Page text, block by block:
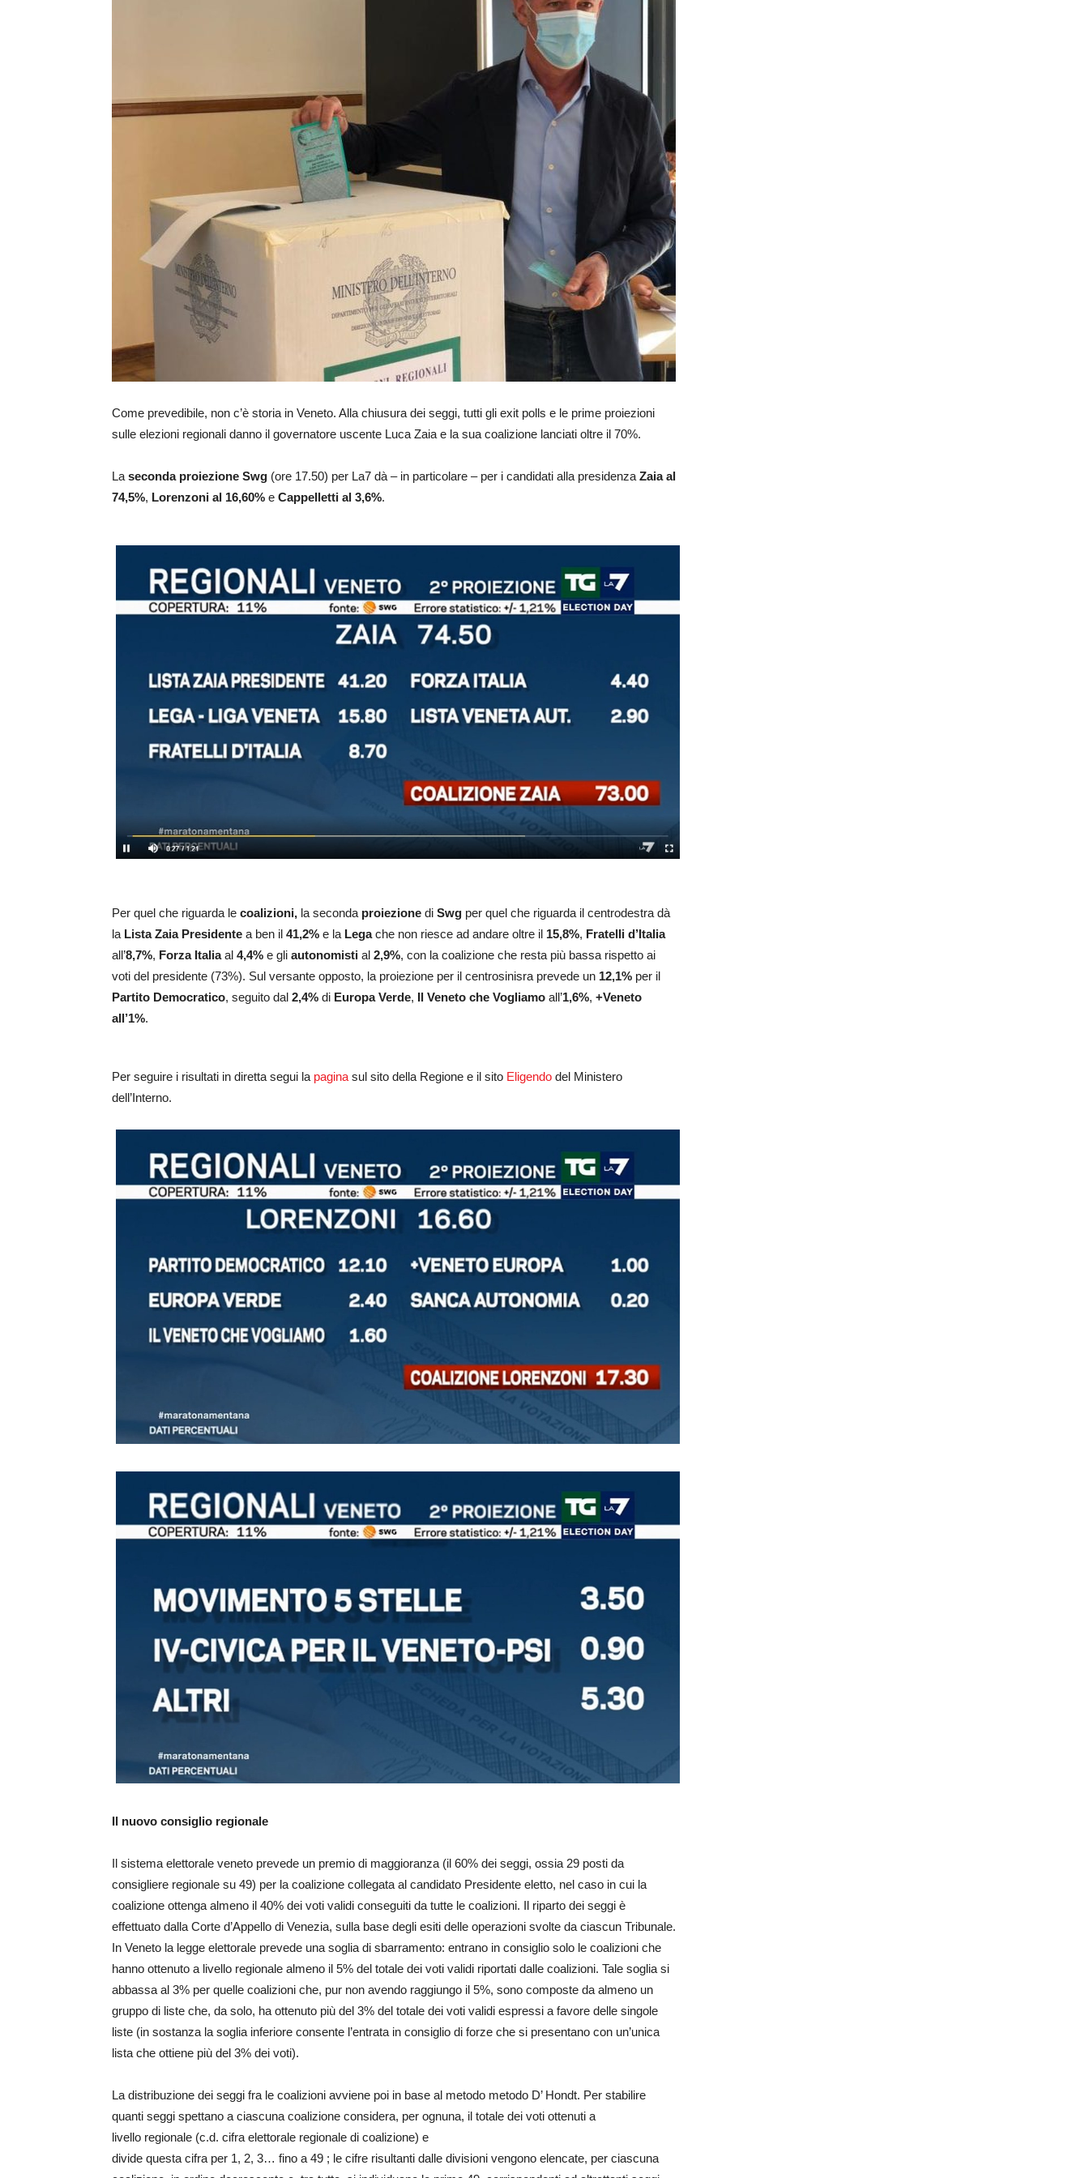
Come prevedibile, non c’è storia in Veneto. Alla chiusura dei seggi, tutti gli exit polls e le prime proiezioni
sulle elezioni regionali danno il governatore uscente Luca Zaia e la sua coalizione lanciati oltre il 70%.
La seconda proiezione Swg (ore 17.50) per La7 dà – in particolare – per i candidati alla presidenza Zaia al
74,5%, Lorenzoni al 16,60% e Cappelletti al 3,6%.
Per quel che riguarda le coalizioni, la seconda proiezione di Swg per quel che riguarda il centrodestra dà
la Lista Zaia Presidente a ben il 41,2% e la Legache non riesce ad andare oltre il 15,8%, Fratelli d’Italia
all’8,7%, Forza Italiaal 4,4% e gli autonomisti al 2,9%, con la coalizione che resta più bassa rispetto ai
voti del presidente (73%). Sul versante opposto, la proiezione per il centrosinisra prevede un 12,1% per il
Partito Democratico, seguito dal 2,4% di Europa Verde, Il Veneto che Vogliamo all’1,6%, +Veneto
all’1%.
Per seguire i risultati in diretta segui la pagina sul sito della Regione e il sito Eligendo del Ministero
dell’Interno.
Il nuovo consiglio regionale
Il sistema elettorale veneto prevede un premio di maggioranza (il 60% dei seggi, ossia 29 posti da
consigliere regionale su 49) per la coalizione collegata al candidato Presidente eletto, nel caso in cui la
coalizione ottenga almeno il 40% dei voti validi conseguiti da tutte le coalizioni. Il riparto dei seggi è
effettuato dalla Corte d’Appello di Venezia, sulla base degli esiti delle operazioni svolte da ciascun Tribunale.
In Veneto la legge elettorale prevede una soglia di sbarramento: entrano in consiglio solo le coalizioni che
hanno ottenuto a livello regionale almeno il 5% del totale dei voti validi riportati dalle coalizioni. Tale soglia si
abbassa al 3% per quelle coalizioni che, pur non avendo raggiungo il 5%, sono composte da almeno un
gruppo di liste che, da solo, ha ottenuto più del 3% del totale dei voti validi espressi a favore delle singole
liste (in sostanza la soglia inferiore consente l’entrata in consiglio di forze che si presentano con un’unica
lista che ottiene più del 3% dei voti).
La distribuzione dei seggi fra le coalizioni avviene poi in base al metodo metodo D’ Hondt. Per stabilire
quanti seggi spettano a ciascuna coalizione considera, per ognuna, il totale dei voti ottenuti a
livello regionale (c.d. cifra elettorale regionale di coalizione) e
divide questa cifra per 1, 2, 3… fino a 49 ; le cifre risultanti dalle divisioni vengono elencate, per ciascuna